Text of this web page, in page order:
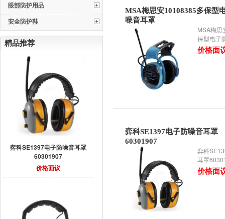
眼部防护用品
安全防护鞋
精品推荐
弈科SE1397电子防噪音耳罩
60301907
价格面议
MSA梅思安10108385多保型
噪音耳罩
MSA梅
保型电子
价格面
弈科SE1397电子防噪音耳罩
60301907
弈科
耳罩
价格面